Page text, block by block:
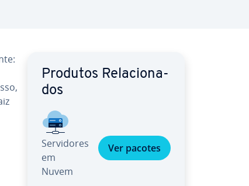
Produtos Re­la­ci­o­na­
dos
Ser­vi­do­res
em
Nuvem
Ver pacotes